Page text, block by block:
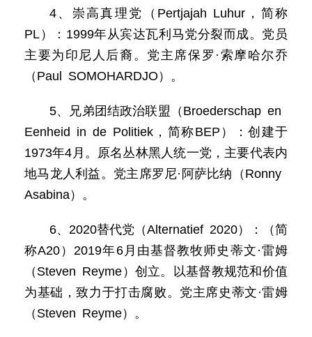
4、崇高真理党（Pertjajah Luhur，简称
PL）：1999年从宾达瓦利马党分裂而成。党员
主要为印尼人后裔。党主席保罗·索摩哈尔乔
（Paul SOMOHARDJO）。
5、兄弟团结政治联盟（Broederschap en
Eenheid in de Politiek，简称BEP）：创建于
1973年4月。原名丛林黑人统一党，主要代表内
地马龙人利益。党主席罗尼·阿萨比纳（Ronny
Asabina）。
6、2020替代党（Alternatief 2020）：（简
称A20）2019年6月由基督教牧师史蒂文·雷姆
（Steven Reyme）创立。以基督教规范和价值
为基础，致力于打击腐败。党主席史蒂文·雷姆
（Steven Reyme）。